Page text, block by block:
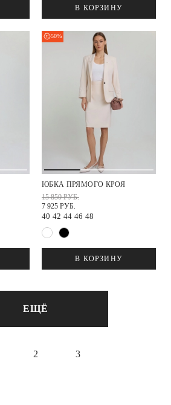
В КОРЗИНУ
50%
ЮБКА ПРЯМОГО КРОЯ
15 850 РУБ.
7 925 РУБ.
40 42 44 46 48
В КОРЗИНУ
ЕЩЁ
2 3